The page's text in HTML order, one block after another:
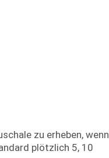
zu erheben, wenn
plötzlich 5, 10